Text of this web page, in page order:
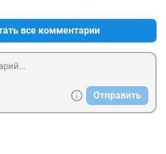
все комментарии
Отправить